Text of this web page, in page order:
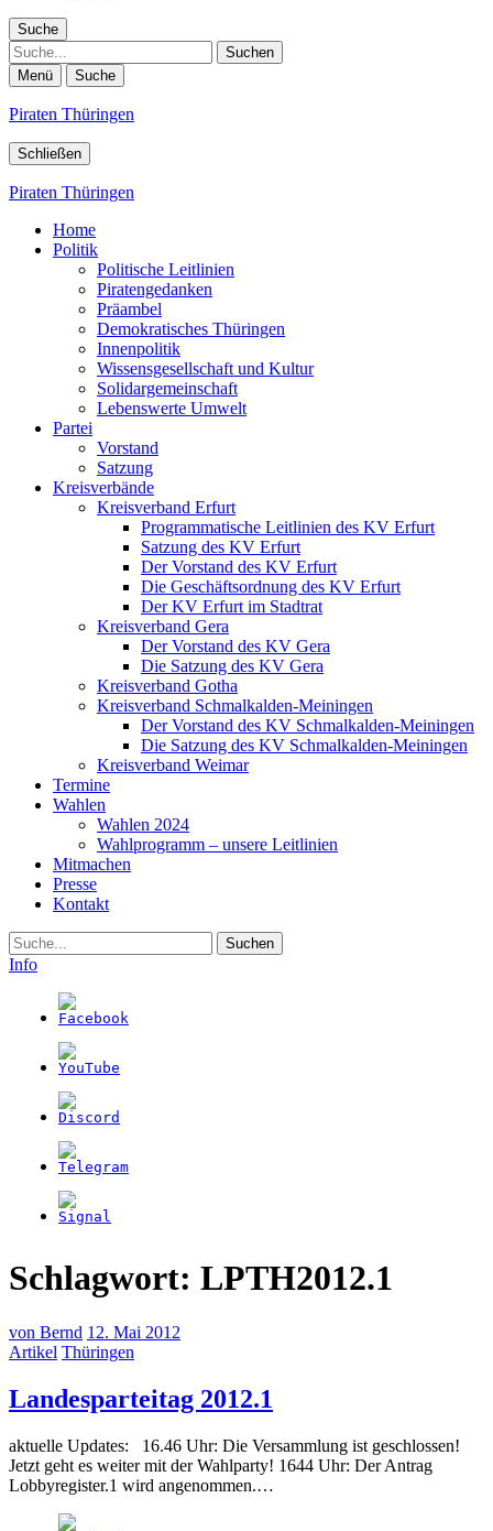
Suche
Suche
Menü Suche
Piraten Thüringen
Schließen
Piraten Thüringen
Home
Politik
Politische Leitlinien
Piratengedanken
Präambel
Demokratisches Thüringen
Innenpolitik
Wissensgesellschaft und Kultur
Solidargemeinschaft
Lebenswerte Umwelt
Partei
Vorstand
Satzung
Kreisverbände
Kreisverband Erfurt
Programmatische Leitlinien des KV Erfurt
Satzung des KV Erfurt
Der Vorstand des KV Erfurt
Die Geschäftsordnung des KV Erfurt
Der KV Erfurt im Stadtrat
Kreisverband Gera
Der Vorstand des KV Gera
Die Satzung des KV Gera
Kreisverband Gotha
Kreisverband Schmalkalden-Meiningen
Der Vorstand des KV Schmalkalden-Meiningen
Die Satzung des KV Schmalkalden-Meiningen
Kreisverband Weimar
Termine
Wahlen
Wahlen 2024
Wahlprogramm – unsere Leitlinien
Mitmachen
Presse
Kontakt
Suche
Info
Schlagwort: LPTH2012.1
von Bernd 12. Mai 2012
Artikel Thüringen
Landesparteitag 2012.1
2012)
aktuelle Updates: 16.46 Uhr: Die Versammlung ist geschlossen!
Jetzt geht es weiter mit der Wahlparty! 1644 Uhr: Der Antrag
Lobbyregister.1 wird angenommen.…